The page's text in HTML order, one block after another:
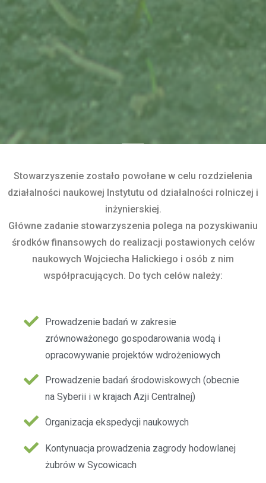
Stowarzyszenie zostało powołane w celu rozdzielenia
działalności naukowej Instytutu od działalności rolniczej i
inżynierskiej.
Główne zadanie stowarzyszenia polega na pozyskiwaniu
środków finansowych do realizacji postawionych celów
naukowych Wojciecha Halickiego i osób z nim
współpracujących. Do tych celów należy:
Prowadzenie badań w zakresie
zrównoważonego gospodarowania wodą i
opracowywanie projektów wdrożeniowych​
Prowadzenie badań środowiskowych (obecnie
na Syberii i w krajach Azji Centralnej)
Organizacja ekspedycji naukowych
Kontynuacja prowadzenia zagrody hodowlanej
żubrów w Sycowicach